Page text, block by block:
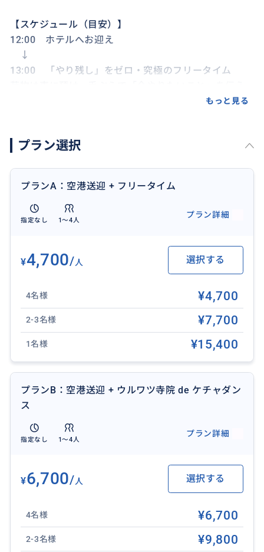
【スケジュール（目安）】
12:00 ホテルへお迎え
↓
13:00 「やり残し」をゼロ・究極のフリータイム
るだけ。専用車で自由自在に、最後の贅沢な時間をお
～22:00 空港到着
しますが、安全のため出発3時間前には空港へ到着でき
るよう、余裕を持った計画をお勧めします。
❖ 含まれるもの：日本語ガイド兼ドライバー、専用車
チャーター代（ガソリン代）、ホテル送迎（対象エリ
❖ 含まれないもの：各施設への入場料、アクティビテ
ィ代（スイング/ブランコ/舞踊鑑賞料金）、個人的な費
用（お土産、食事代等）、駐車場料金、チップ（目
安：車1台につき500円〜1,000円程度）など
❖ 送迎対象エリア：
バリ島の空港、ヌサドゥア、ベノア、ジンバラン、ク
タ、レギャン、スミニャック、クロボカン、チャング
ー、サヌール、ウブド。
その他の地域はお問い合わせください。
❖ 集合場所：ご宿泊ホテルのロビー（ロビーがない場
❖ 歩きやすい靴、寺院用の羽織りもの、カメラ/スマー
トフォン、日焼け止め、虫よけスプレー、飲み水、イ
❖ 催行日： 毎日（バリ島の新年「ニュピ」とその前後
を除く）
❖ 最少催行人数： 1名様
もっと見る
プラン選択
プランA：空港送迎 + フリータイム
指定なし 1〜4人
プラン詳細
¥4,700/人 選択する
4名様 ¥4,700
2-3名様 ¥7,700
1名様 ¥15,400
プランB：空港送迎 + ウルワツ寺院 de ケチャダン
ス
指定なし 1〜4人
プラン詳細
¥6,700/人 選択する
4名様 ¥6,700
2-3名様 ¥9,800